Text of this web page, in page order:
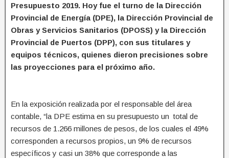
Presupuesto 2019. Hoy fue el turno de la Dirección
Provincial de Energía (DPE), la Dirección Provincial de
Obras y Servicios Sanitarios (DPOSS) y la Dirección
Provincial de Puertos (DPP), con sus titulares y
equipos técnicos, quienes dieron precisiones sobre
las proyecciones para el próximo año.
En la exposición realizada por el responsable del área
contable, “la DPE estima en su presupuesto un total de
recursos de 1.266 millones de pesos, de los cuales el 49%
corresponden a recursos propios, un 9% de recursos
específicos y casi un 38% que corresponde a las